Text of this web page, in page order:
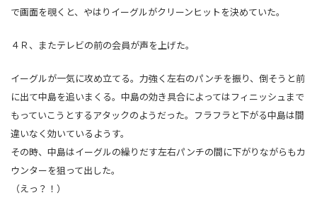
で画面を覗くと、やはりイーグルがクリーンヒットを決めていた。
４Ｒ、またテレビの前の会員が声を上げた。
イーグルが一気に攻め立てる。力強く左右のパンチを振り、倒そうと前
に出て中島を追いまくる。中島の効き具合によってはフィニッシュまで
もっていこうとするアタックのようだった。フラフラと下がる中島は間
違いなく効いているようす。
その時、中島はイーグルの繰りだす左右パンチの間に下がりながらもカ
ウンターを狙って出した。
（えっ？！）